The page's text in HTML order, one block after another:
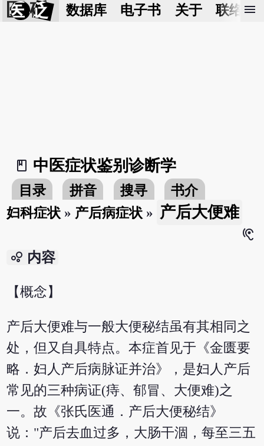
医 砭 数据库 电子书 关于 联络我
menu
book_2
中医症状鉴别诊断学
目录 拼音 搜寻
书介
妇科症状 » 产后病症状 » 产后大便难
hearing
bubble_chart 内容
【概念】
产后大便难与一般大便秘结虽有其相同之
处，但又自具特点。本症首见于《金匮要
略．妇人产后病脉证并治》，是妇人产后
常见的三种病证(痔、郁冒、大便难)之
一。故《张氏医通．产后大便秘结》
说："产后去血过多，大肠干涸，每至三五